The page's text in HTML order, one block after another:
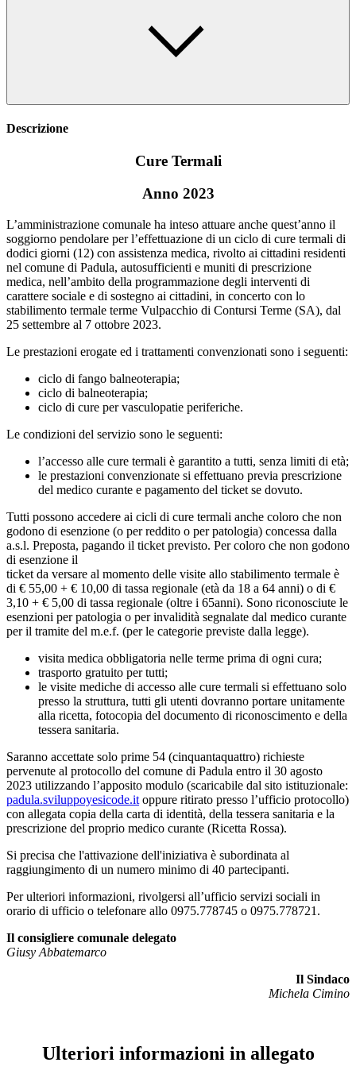
Descrizione
Cure Termali
Anno 2023
L’amministrazione comunale ha inteso attuare anche quest’anno il
soggiorno pendolare per l’effettuazione di un ciclo di cure termali di
dodici giorni (12) con assistenza medica, rivolto ai cittadini residenti
nel comune di Padula, autosufficienti e muniti di prescrizione
medica, nell’ambito della programmazione degli interventi di
carattere sociale e di sostegno ai cittadini, in concerto con lo
stabilimento termale terme Vulpacchio di Contursi Terme (SA), dal
25 settembre al 7 ottobre 2023.
Le prestazioni erogate ed i trattamenti convenzionati sono i seguenti:
ciclo di fango balneoterapia;
ciclo di balneoterapia;
ciclo di cure per vasculopatie periferiche.
Le condizioni del servizio sono le seguenti:
l’accesso alle cure termali è garantito a tutti, senza limiti di età;
le prestazioni convenzionate si effettuano previa prescrizione
del medico curante e pagamento del ticket se dovuto.
Tutti possono accedere ai cicli di cure termali anche coloro che non
godono di esenzione (o per reddito o per patologia) concessa dalla
a.s.l. Preposta, pagando il ticket previsto. Per coloro che non godono
di esenzione il
ticket da versare al momento delle visite allo stabilimento termale è
di € 55,00 + € 10,00 di tassa regionale (età da 18 a 64 anni) o di €
3,10 + € 5,00 di tassa regionale (oltre i 65anni). Sono riconosciute le
esenzioni per patologia o per invalidità segnalate dal medico curante
per il tramite del m.e.f. (per le categorie previste dalla legge).
visita medica obbligatoria nelle terme prima di ogni cura;
trasporto gratuito per tutti;
le visite mediche di accesso alle cure termali si effettuano solo
presso la struttura, tutti gli utenti dovranno portare unitamente
alla ricetta, fotocopia del documento di riconoscimento e della
tessera sanitaria.
Saranno accettate solo prime 54 (cinquantaquattro) richieste
pervenute al protocollo del comune di Padula entro il 30 agosto
2023 utilizzando l’apposito modulo (scaricabile dal sito istituzionale:
padula.sviluppoyesicode.it oppure ritirato presso l’ufficio protocollo)
con allegata copia della carta di identità, della tessera sanitaria e la
prescrizione del proprio medico curante (Ricetta Rossa).
Si precisa che l'attivazione dell'iniziativa è subordinata al
raggiungimento di un numero minimo di 40 partecipanti.
Per ulteriori informazioni, rivolgersi all’ufficio servizi sociali in
orario di ufficio o telefonare allo 0975.778745 o 0975.778721.
Il consigliere comunale delegato
Giusy Abbatemarco
Il Sindaco
Michela Cimino
Ulteriori informazioni in allegato